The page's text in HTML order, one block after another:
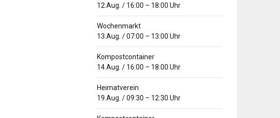
12.Aug. / 16:00 – 18:00 Uhr
Wochenmarkt
13.Aug. /07:00 – 13:00 Uhr
Kompostcontainer
14.Aug. / 16:00 – 18:00 Uhr
Heimatverein
19.Aug. /09:30 – 12:30 Uhr